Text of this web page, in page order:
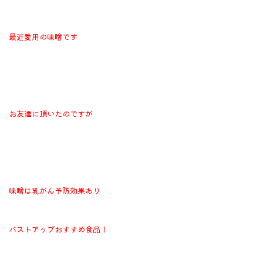
最近愛用の味噌です
お友達に頂いたのですが
味噌は乳がん予防効果あり
バストアップおすすめ食品！